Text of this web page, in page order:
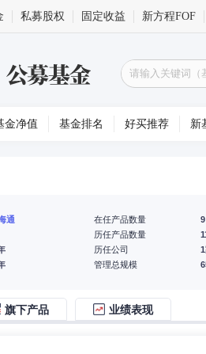
私募股权 固定收益 新方程FOF
金净值 基金排名 好买推荐 新
通
在任产品数量
9
历任产品数量
历任公司
管理总规模
旗下产品 业绩表现